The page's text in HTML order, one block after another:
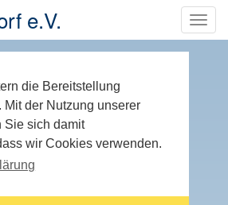
e.V.
die Bereitstellung
Mit der Nutzung unserer
Sie sich damit
wir Cookies verwenden.